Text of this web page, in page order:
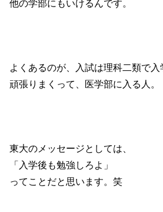
他の学部にもいけるんです。
よくあるのが、入試は理科二類で入
頑張りまくって、医学部に入る人。
東大のメッセージとしては、
「入学後も勉強しろよ」
ってことだと思います。笑